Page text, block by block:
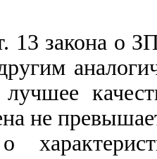
13 закона о
не